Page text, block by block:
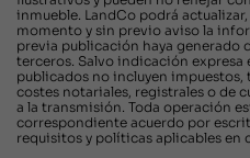
inmueble. LandCo podrá
momento y sin previo aviso la
previa publicación haya generado
terceros. Salvo indicación
publicados no incluyen
costes notariales, registrales o de
a la transmisión. Toda operación
correspondiente acuerdo por
requisitos y políticas aplicables en